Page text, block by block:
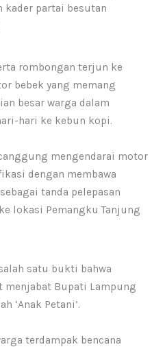
kader partai besutan
rombongan terjun ke
bebek yang memang
besar warga dalam
hari ke kebun kopi.
mengendarai motor
dengan membawa
tanda pelepasan
lokasi Pemangku Tanjung
satu bukti bahwa
menjabat Bupati Lampung
‘Anak Petani’.
terdampak bencana